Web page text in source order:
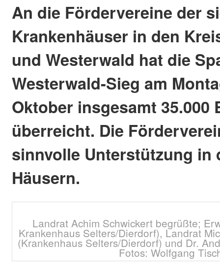
An die Fördervereine der
Krankenhäuser in den
und Westerwald hat die
Westerwald-Sieg am
Oktober insgesamt 35.000
überreicht. Die
sinnvolle Unterstützung in
Häusern.
Landrat Achim Schwickert begrüßte;
Krankenhaus Selters/Dierdorf), Landrat
(Krankenhaus Selters/Dierdorf) und Dr.
Fotos: Wolfgang